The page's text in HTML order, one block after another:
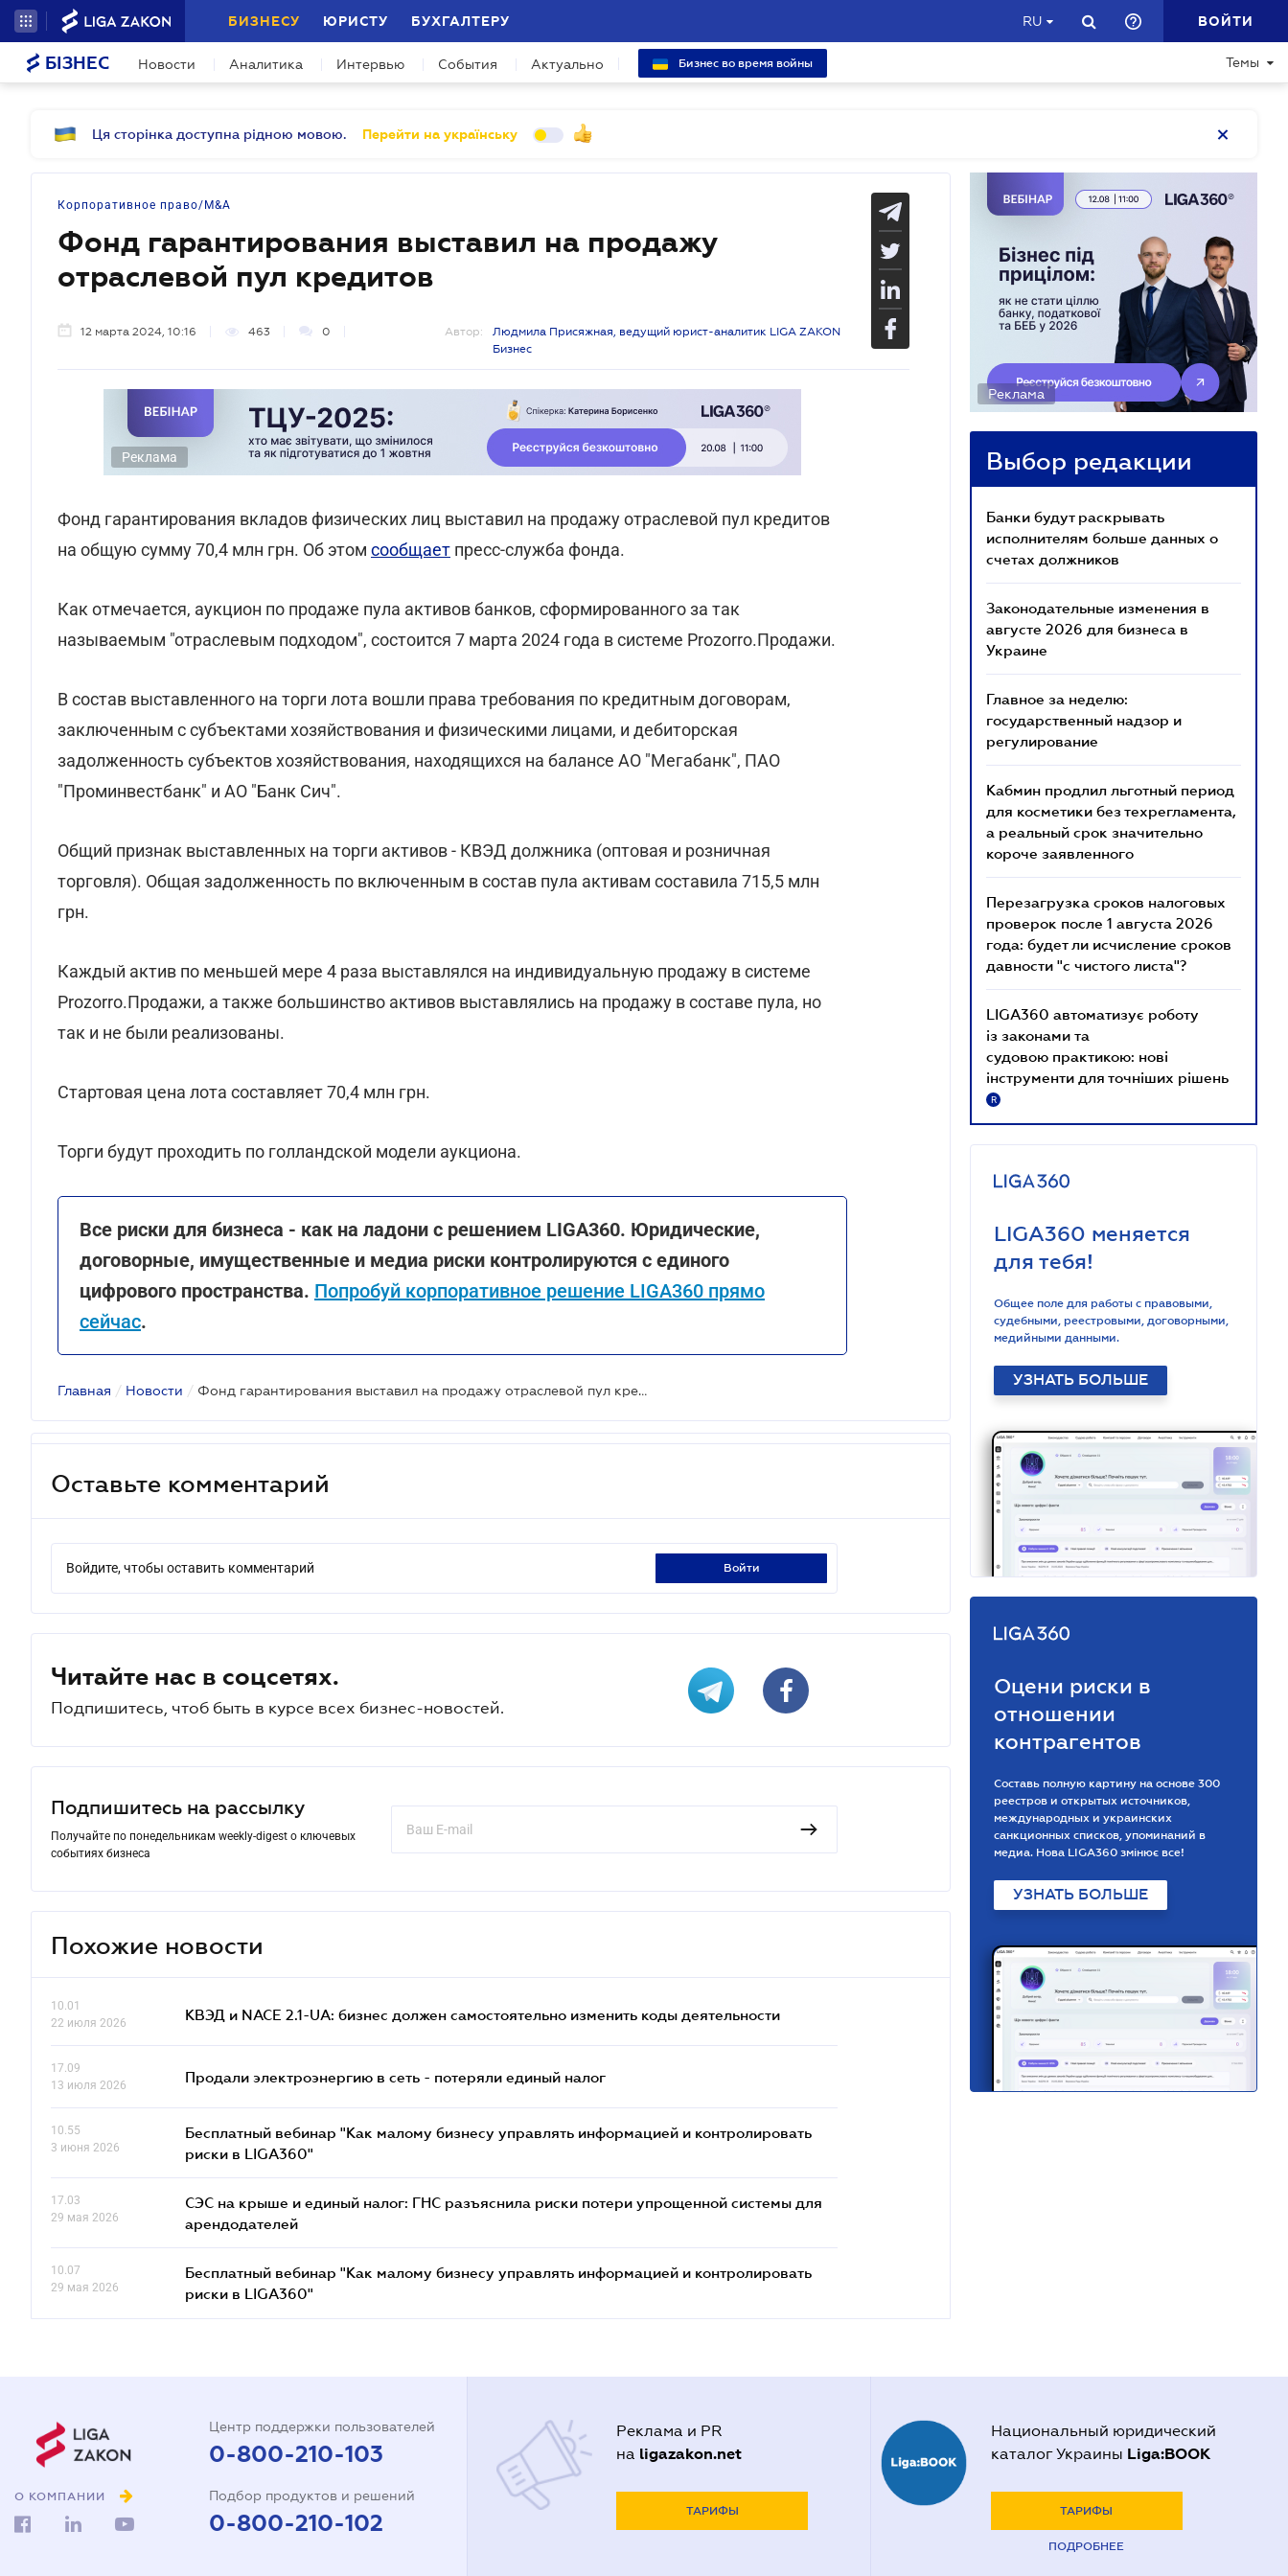
БИЗНЕСУ ЮРИСТУ БУХГАЛТЕРУ RU ВОЙТИ
БІЗНЕС Новости Аналитика Интервью События Актуально Бизнес во время войны Темы
Ця сторінка доступна рідною мовою. Перейти на українську
Корпоративное право/M&A
Фонд гарантирования выставил на продажу
отраслевой пул кредитов
12 марта 2024, 10:16 463 0 Автор:
Людмила Присяжная, ведущий юрист-аналитик LIGA ZAKON
Бизнес
Реклама
Фонд гарантирования вкладов физических лиц выставил на продажу отраслевой пул кредитов
на общую сумму 70,4 млн грн. Об этом сообщает пресс-служба фонда.
Как отмечается, аукцион по продаже пула активов банков, сформированного за так
называемым "отраслевым подходом", состоится 7 марта 2024 года в системе Prozorro.Продажи.
В состав выставленного на торги лота вошли права требования по кредитным договорам,
заключенным с субъектами хозяйствования и физическими лицами, и дебиторская
задолженность субъектов хозяйствования, находящихся на балансе АО "Мегабанк", ПАО
"Проминвестбанк" и АО "Банк Сич".
Общий признак выставленных на торги активов - КВЭД должника (оптовая и розничная
торговля). Общая задолженность по включенным в состав пула активам составила 715,5 млн
грн.
Каждый актив по меньшей мере 4 раза выставлялся на индивидуальную продажу в системе
Prozorro.Продажи, а также большинство активов выставлялись на продажу в составе пула, но
так и не были реализованы.
Стартовая цена лота составляет 70,4 млн грн.
Торги будут проходить по голландской модели аукциона.
Все риски для бизнеса - как на ладони с решением LIGA360. Юридические,
договорные, имущественные и медиа риски контролируются с единого
цифрового пространства. Попробуй корпоративное решение LIGA360 прямо
сейчас.
Главная / Новости / Фонд гарантирования выставил на продажу отраслевой пул кредитов
Оставьте комментарий
Войдите, чтобы оставить комментарий войти
Читайте нас в соцсетях.
Подпишитесь, чтоб быть в курсе всех бизнес-новостей.
Подпишитесь на рассылку
Получайте по понедельникам weekly-digest о ключевых
событиях бизнеса
Похожие новости
10.01
22 июля 2026
КВЭД и NACE 2.1-UA: бизнес должен самостоятельно изменить коды деятельности
17.09
13 июля 2026
Продали электроэнергию в сеть - потеряли единый налог
10.55
3 июня 2026
Бесплатный вебинар "Как малому бизнесу управлять информацией и контролировать
риски в LIGA360"
17.03
29 мая 2026
СЭС на крыше и единый налог: ГНС разъяснила риски потери упрощенной системы для
арендодателей
10.07
29 мая 2026
Бесплатный вебинар "Как малому бизнесу управлять информацией и контролировать
риски в LIGA360"
Реклама
Выбор редакции
Банки будут раскрывать
исполнителям больше данных о
счетах должников
Законодательные изменения в
августе 2026 для бизнеса в
Украине
Главное за неделю:
государственный надзор и
регулирование
Кабмин продлил льготный период
для косметики без техрегламента,
а реальный срок значительно
короче заявленного
Перезагрузка сроков налоговых
проверок после 1 августа 2026
года: будет ли исчисление сроков
давности "с чистого листа"?
LIGA360 автоматизує роботу
із законами та
судовою практикою: нові
інструменти для точніших рішень
R
LIGA360 меняется
для тебя!
Общее поле для работы с правовыми,
судебными, реестровыми, договорными,
медийными данными.
УЗНАТЬ БОЛЬШЕ
Оцени риски в
отношении
контрагентов
Составь полную картину на основе 300
реестров и открытых источников,
международных и украинских
санкционных списков, упоминаний в
медиа. Нова LIGA360 змінює все!
УЗНАТЬ БОЛЬШЕ
О КОМПАНИИ
Центр поддержки пользователей
0-800-210-103
Подбор продуктов и решений
0-800-210-102
Реклама и PR
на ligazakon.net
ТАРИФЫ
Национальный юридический
каталог Украины Liga:BOOK
ТАРИФЫ
ПОДРОБНЕЕ